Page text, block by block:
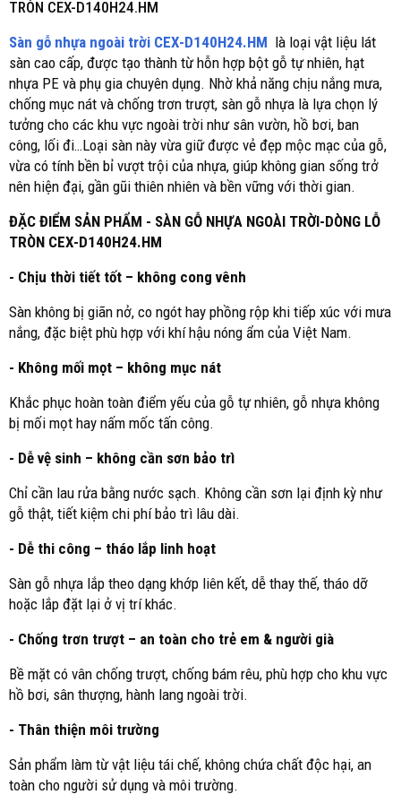
TRÒN CEX-D140H24.HM
Sàn gỗ nhựa ngoài trời CEX-D140H24.HM là loại vật liệu lát
sàn cao cấp, được tạo thành từ hỗn hợp bột gỗ tự nhiên, hạt
nhựa PE và phụ gia chuyên dụng. Nhờ khả năng chịu nắng mưa,
chống mục nát và chống trơn trượt, sàn gỗ nhựa là lựa chọn lý
tưởng cho các khu vực ngoài trời như sân vườn, hồ bơi, ban
công, lối đi…Loại sàn này vừa giữ được vẻ đẹp mộc mạc của gỗ,
vừa có tính bền bỉ vượt trội của nhựa, giúp không gian sống trở
nên hiện đại, gần gũi thiên nhiên và bền vững với thời gian.
ĐẶC ĐIỂM SẢN PHẨM - SÀN GỖ NHỰA NGOÀI TRỜI-DÒNG LỖ
TRÒN CEX-D140H24.HM
- Chịu thời tiết tốt – không cong vênh
Sàn không bị giãn nở, co ngót hay phồng rộp khi tiếp xúc với mưa
nắng, đặc biệt phù hợp với khí hậu nóng ẩm của Việt Nam.
- Không mối mọt – không mục nát
Khắc phục hoàn toàn điểm yếu của gỗ tự nhiên, gỗ nhựa không
bị mối mọt hay nấm mốc tấn công.
- Dễ vệ sinh – không cần sơn bảo trì
Chỉ cần lau rửa bằng nước sạch. Không cần sơn lại định kỳ như
gỗ thật, tiết kiệm chi phí bảo trì lâu dài.
- Dễ thi công – tháo lắp linh hoạt
Sàn gỗ nhựa lắp theo dạng khớp liên kết, dễ thay thế, tháo dỡ
hoặc lắp đặt lại ở vị trí khác.
- Chống trơn trượt – an toàn cho trẻ em & người già
Bề mặt có vân chống trượt, chống bám rêu, phù hợp cho khu vực
hồ bơi, sân thượng, hành lang ngoài trời.
- Thân thiện môi trường
Sản phẩm làm từ vật liệu tái chế, không chứa chất độc hại, an
toàn cho người sử dụng và môi trường.